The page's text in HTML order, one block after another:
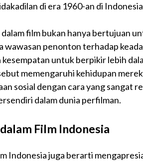
di era 1960-an di
film bukan hanya bertujuan
wawasan penonton terhadap
untuk berpikir lebih
memengaruhi kehidupan
sosial dengan cara yang sangat
dalam dunia perfilman.
Film Indonesia
Indonesia juga berarti